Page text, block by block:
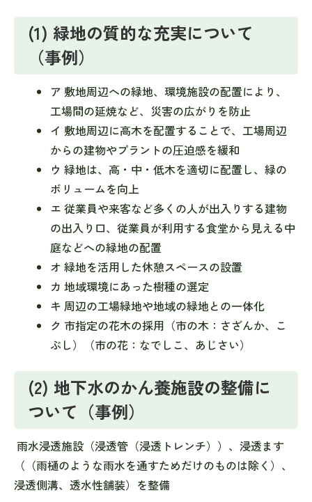
(1) 緑地の質的な充実について
（事例）
ア 敷地周辺への緑地、環境施設の配置により、
工場間の延焼など、災害の広がりを防止
イ 敷地周辺に高木を配置することで、工場周辺
からの建物やプラントの圧迫感を緩和
ウ 緑地は、高・中・低木を適切に配置し、緑の
ボリュームを向上
エ 従業員や来客など多くの人が出入りする建物
の出入り口、従業員が利用する食堂から見える中
庭などへの緑地の配置
オ 緑地を活用した休憩スペースの設置
カ 地域環境にあった樹種の選定
キ 周辺の工場緑地や地域の緑地との一体化
ク 市指定の花木の採用（市の木：さざんか、こ
ぶし）（市の花：なでしこ、あじさい）
(2) 地下水のかん養施設の整備に
ついて（事例）
雨水浸透施設（浸透管（浸透トレンチ））、浸透ます
（（雨樋のような雨水を通すためだけのものは除く）、
浸透側溝、透水性舗装）を整備